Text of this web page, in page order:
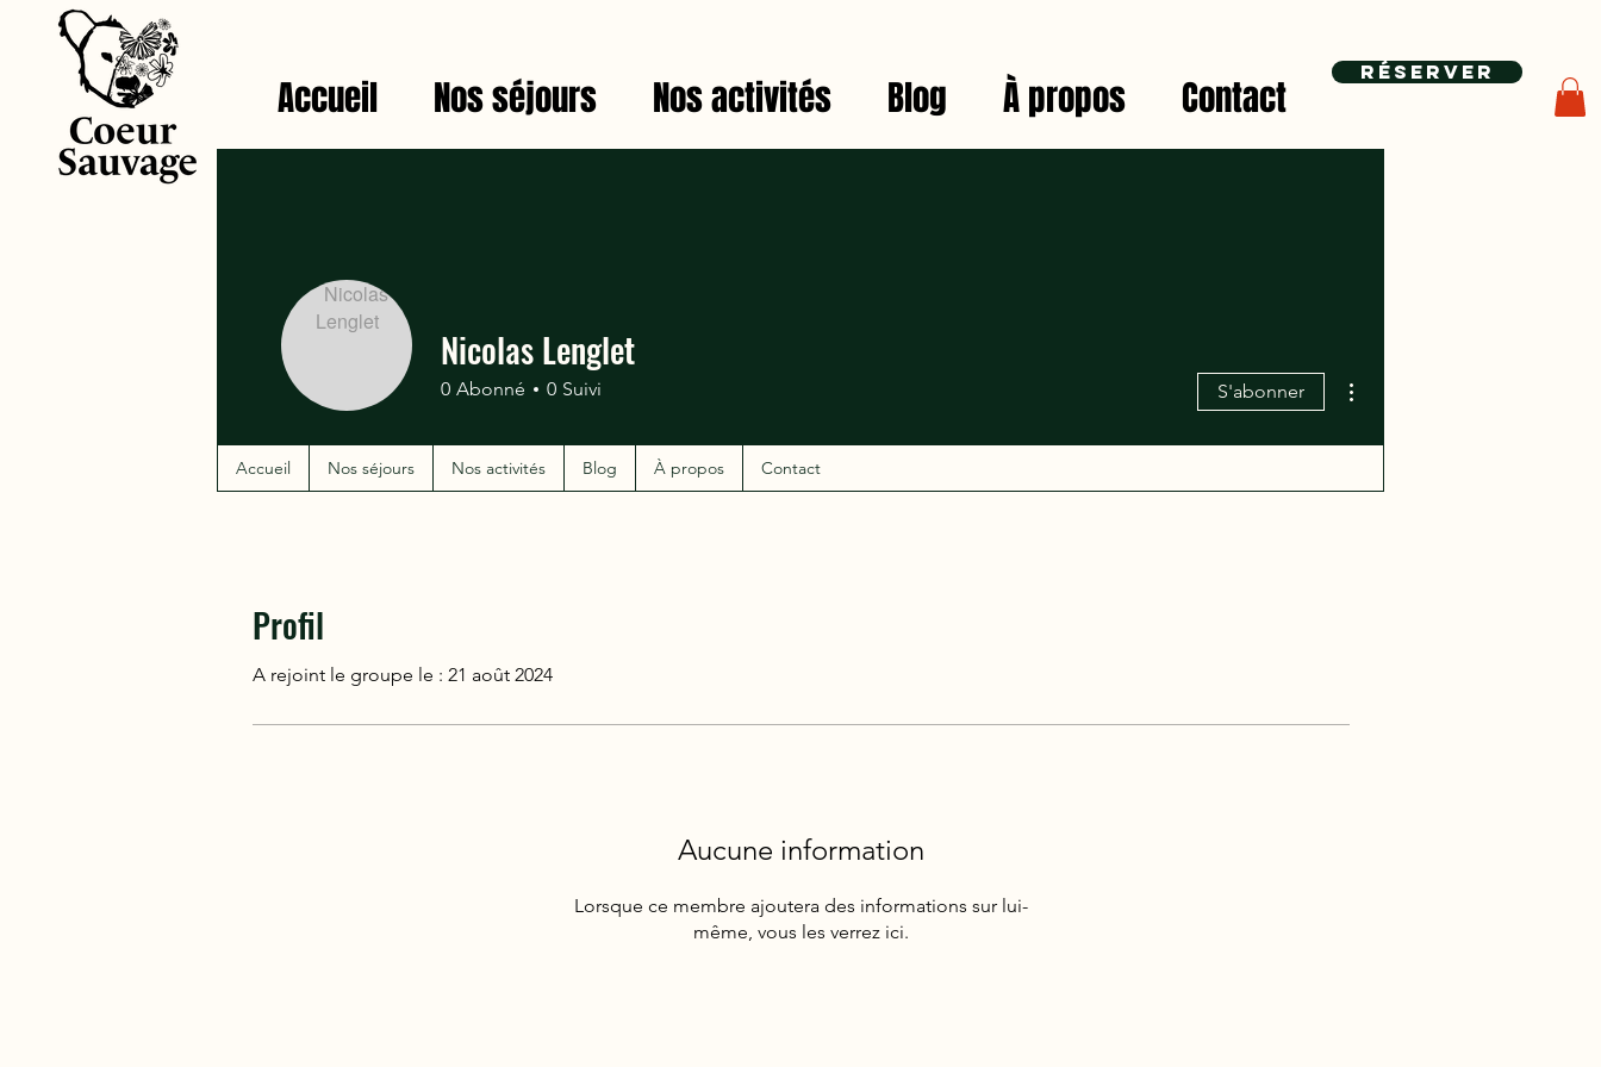
Accueil Nos séjours Nos activités Blog À propos Contact
Réserver
Profil
A rejoint le groupe le : 21 août 2024
Aucune information
Lorsque ce membre ajoutera des informations sur lui-
même, vous les verrez ici.
Nicolas Lenglet
0 Abonné 0 Suivi S'abonner
Accueil Nos séjours Nos activités Blog À propos Contact